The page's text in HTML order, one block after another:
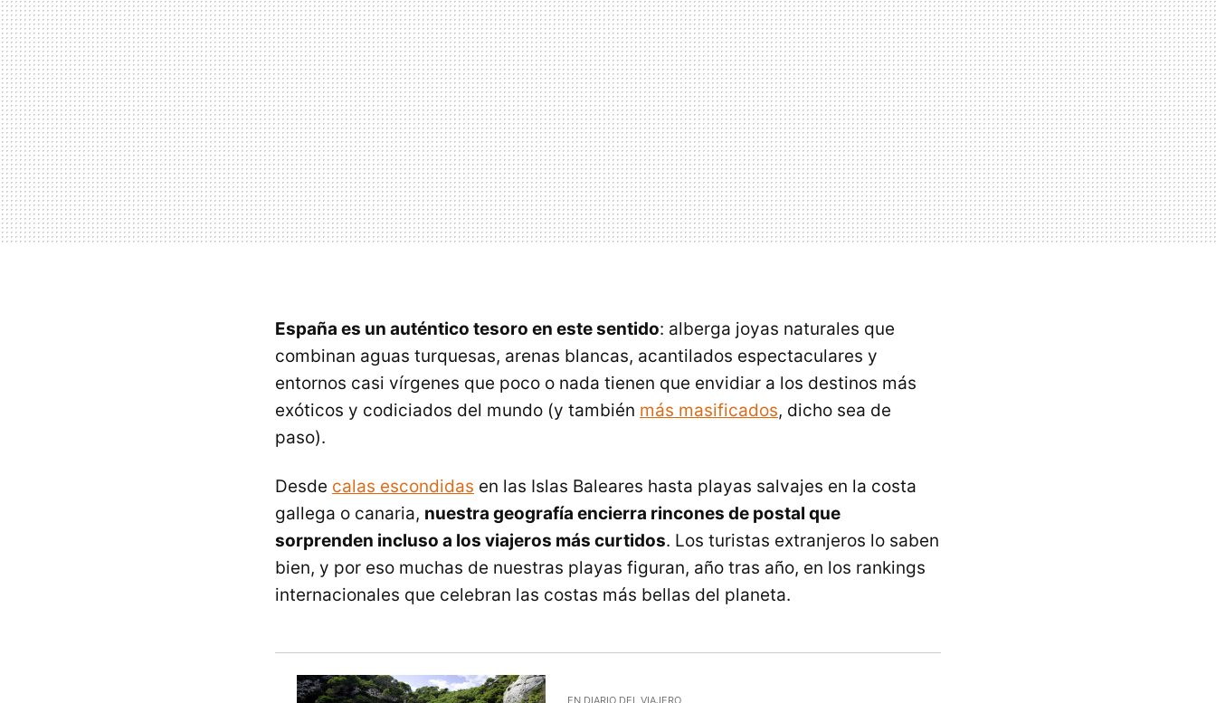
España es un auténtico tesoro en este sentido: alberga joyas naturales que
combinan aguas turquesas, arenas blancas, acantilados espectaculares y
entornos casi vírgenes que poco o nada tienen que envidiar a los destinos más
exóticos y codiciados del mundo (y también más masificados, dicho sea de
paso).
Desde calas escondidas en las Islas Baleares hasta playas salvajes en la costa
gallega o canaria, nuestra geografía encierra rincones de postal que
sorprenden incluso a los viajeros más curtidos. Los turistas extranjeros lo saben
bien, y por eso muchas de nuestras playas figuran, año tras año, en los rankings
internacionales que celebran las costas más bellas del planeta.
EN DIARIO DEL VIAJERO